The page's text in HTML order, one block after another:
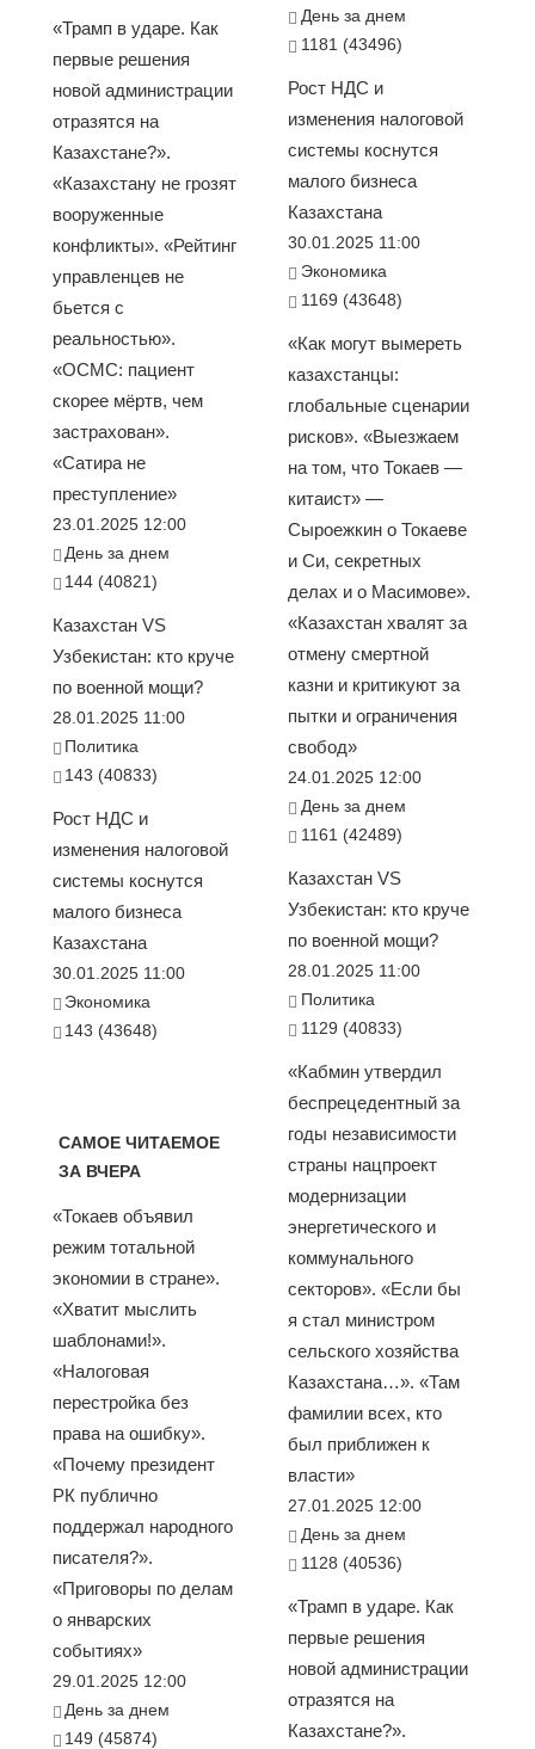
«Трамп в ударе. Как
первые решения
новой администрации
отразятся на
Казахстане?».
«Казахстану не грозят
вооруженные
конфликты». «Рейтинг
управленцев не
бьется с
реальностью».
«ОСМС: пациент
скорее мёртв, чем
застрахован».
«Сатира не
преступление»
23.01.2025 12:00
День за днем
144 (40821)
Казахстан VS
Узбекистан: кто круче
по военной мощи?
28.01.2025 11:00
Политика
143 (40833)
Рост НДС и
изменения налоговой
системы коснутся
малого бизнеса
Казахстана
30.01.2025 11:00
Экономика
143 (43648)
САМОЕ ЧИТАЕМОЕ
ЗА ВЧЕРА
«Токаев объявил
режим тотальной
экономии в стране».
«Хватит мыслить
шаблонами!».
«Налоговая
перестройка без
права на ошибку».
«Почему президент
РК публично
поддержал народного
писателя?».
«Приговоры по делам
о январских
событиях»
29.01.2025 12:00
День за днем
149 (45874)
День за днем
1181 (43496)
Рост НДС и
изменения налоговой
системы коснутся
малого бизнеса
Казахстана
30.01.2025 11:00
Экономика
1169 (43648)
«Как могут вымереть
казахстанцы:
глобальные сценарии
рисков». «Выезжаем
на том, что Токаев —
китаист» —
Сыроежкин о Токаеве
и Си, секретных
делах и о Масимове».
«Казахстан хвалят за
отмену смертной
казни и критикуют за
пытки и ограничения
свобод»
24.01.2025 12:00
День за днем
1161 (42489)
Казахстан VS
Узбекистан: кто круче
по военной мощи?
28.01.2025 11:00
Политика
1129 (40833)
«Кабмин утвердил
беспрецедентный за
годы независимости
страны нацпроект
модернизации
энергетического и
коммунального
секторов». «Если бы
я стал министром
сельского хозяйства
Казахстана…». «Там
фамилии всех, кто
был приближен к
власти»
27.01.2025 12:00
День за днем
1128 (40536)
«Трамп в ударе. Как
первые решения
новой администрации
отразятся на
Казахстане?».